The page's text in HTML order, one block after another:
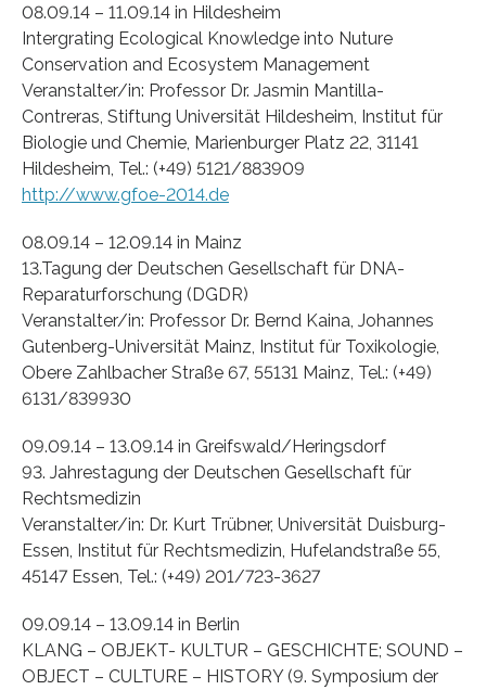
08.09.14 – 11.09.14 in Hildesheim
Intergrating Ecological Knowledge into Nuture
Conservation and Ecosystem Management
Veranstalter/in: Professor Dr. Jasmin Mantilla-
Contreras, Stiftung Universität Hildesheim, Institut für
Biologie und Chemie, Marienburger Platz 22, 31141
Hildesheim, Tel.: (+49) 5121/883909
http://www.gfoe-2014.de
08.09.14 – 12.09.14 in Mainz
13.Tagung der Deutschen Gesellschaft für DNA-
Reparaturforschung (DGDR)
Veranstalter/in: Professor Dr. Bernd Kaina, Johannes
Gutenberg-Universität Mainz, Institut für Toxikologie,
Obere Zahlbacher Straße 67, 55131 Mainz, Tel.: (+49)
6131/839930
09.09.14 – 13.09.14 in Greifswald/Heringsdorf
93. Jahrestagung der Deutschen Gesellschaft für
Rechtsmedizin
Veranstalter/in: Dr. Kurt Trübner, Universität Duisburg-
Essen, Institut für Rechtsmedizin, Hufelandstraße 55,
45147 Essen, Tel.: (+49) 201/723-3627
09.09.14 – 13.09.14 in Berlin
KLANG – OBJEKT- KULTUR – GESCHICHTE; SOUND –
OBJECT – CULTURE – HISTORY (9. Symposium der